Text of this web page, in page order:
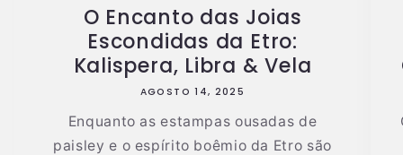
O Encanto das Joias
Escondidas da Etro:
Kalispera, Libra & Vela
AGOSTO 14, 2025
Enquanto as estampas ousadas de
paisley e o espírito boêmio da Etro são